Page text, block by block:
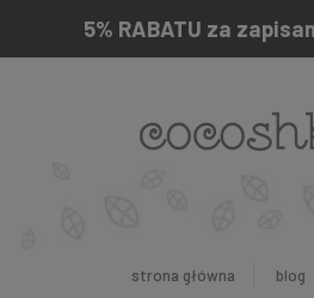
strona główna blog